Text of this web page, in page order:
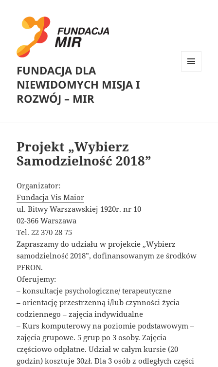
FUNDACJA DLA
NIEWIDOMYCH MISJA I
ROZWÓJ – MIR
Projekt „Wybierz
Samodzielność 2018”
Organizator:
Fundacja Vis Maior
ul. Bitwy Warszawskiej 1920r. nr 10
02-366 Warszawa
Tel. 22 370 28 75
Zapraszamy do udziału w projekcie „Wybierz
samodzielność 2018”, dofinansowanym ze środków
PFRON.
Oferujemy:
– konsultacje psychologiczne/ terapeutyczne
– orientację przestrzenną i/lub czynności życia
codziennego – zajęcia indywidualne
– Kurs komputerowy na poziomie podstawowym –
zajęcia grupowe. 5 grup po 3 osoby. Zajęcia
częściowo odpłatne. Udział w całym kursie (20
godzin) kosztuje 30zł. Dla 3 osób z odległych części